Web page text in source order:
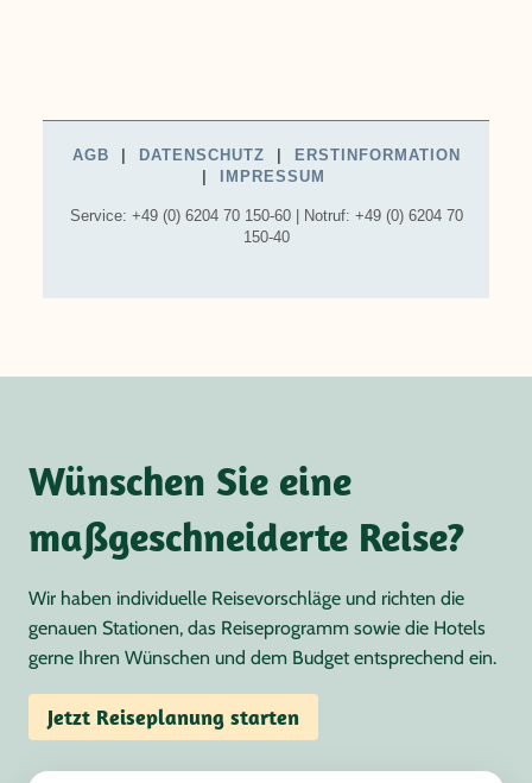
Wünschen Sie eine
maßgeschneiderte Reise?
Wir haben individuelle Reisevorschläge und richten die
genauen Stationen, das Reiseprogramm sowie die Hotels
gerne Ihren Wünschen und dem Budget entsprechend ein.
Jetzt Reiseplanung starten